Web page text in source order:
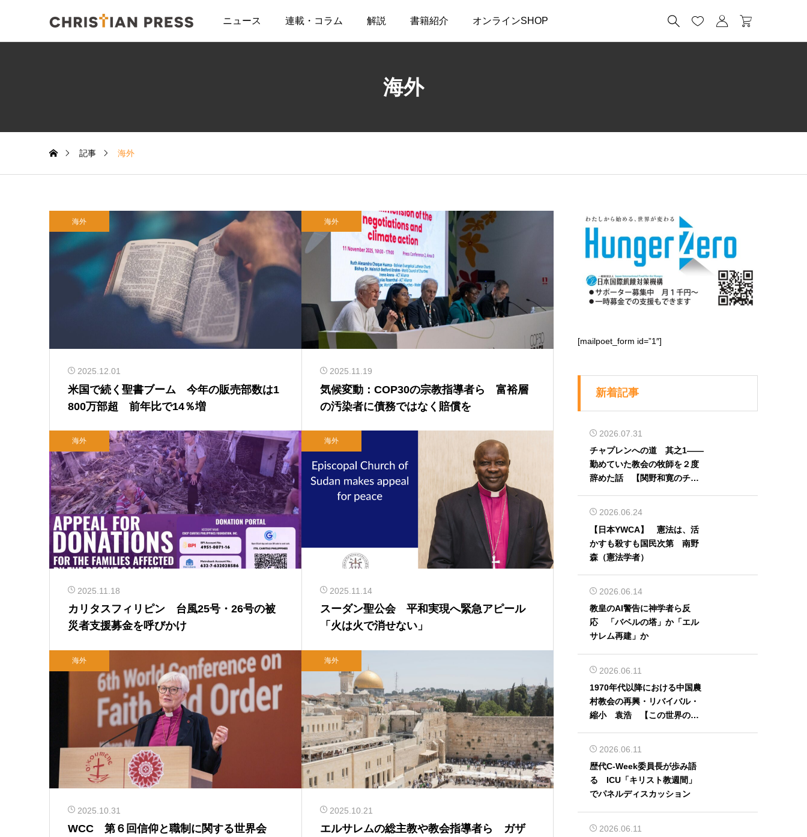
ニュース 連載・コラム 解説 書籍紹介 オンラインSHOP    
海外
記事 海外
海外
2025.12.01
米国で続く聖書ブーム 今年の販売部数は1
800万部超 前年比で14％増
海外
2025.11.19
気候変動：COP30の宗教指導者ら 富裕層
の汚染者に債務ではなく賠償を
海外
2025.11.18
カリタスフィリピン 台風25号・26号の被
災者支援募金を呼びかけ
海外
2025.11.14
スーダン聖公会 平和実現へ緊急アピール
「火は火で消せない」
海外
2025.10.31
WCC 第６回信仰と職制に関する世界会
海外
2025.10.21
エルサレムの総主教や教会指導者ら ガザ
[mailpoet_form id=”1″]
新着記事
2026.07.31
チャプレンへの道 其之1――
勤めていた教会の牧師を２度
辞めた話 【関野和寛のチャ
2026.06.24
【日本YWCA】 憲法は、活
かすも殺すも国民次第 南野
森（憲法学者）
2026.06.14
教皇のAI警告に神学者ら反
応 「バベルの塔」か「エル
サレム再建」か
2026.06.11
1970年代以降における中国農
村教会の再興・リバイバル・
縮小 袁浩 【この世界の片
2026.06.11
歴代C-Week委員長が歩み語
る ICU「キリスト教週間」
でパネルディスカッション
2026.06.11